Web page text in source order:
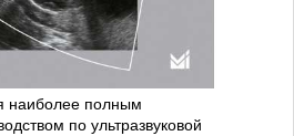
наиболее полным
по ультразвуковой